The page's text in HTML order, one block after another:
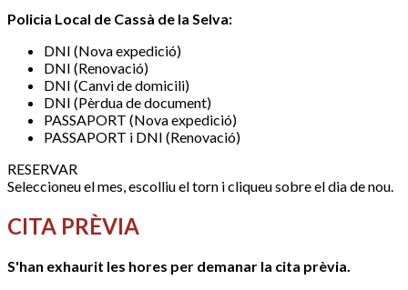
Policia Local de Cassà de la Selva:
DNI (Nova expedició)
DNI (Renovació)
DNI (Canvi de domicili)
DNI (Pèrdua de document)
PASSAPORT (Nova expedició)
PASSAPORT i DNI (Renovació)
RESERVAR
Seleccioneu el mes, escolliu el torn i cliqueu sobre el dia de nou.
CITA PRÈVIA
S'han exhaurit les hores per demanar la cita prèvia.